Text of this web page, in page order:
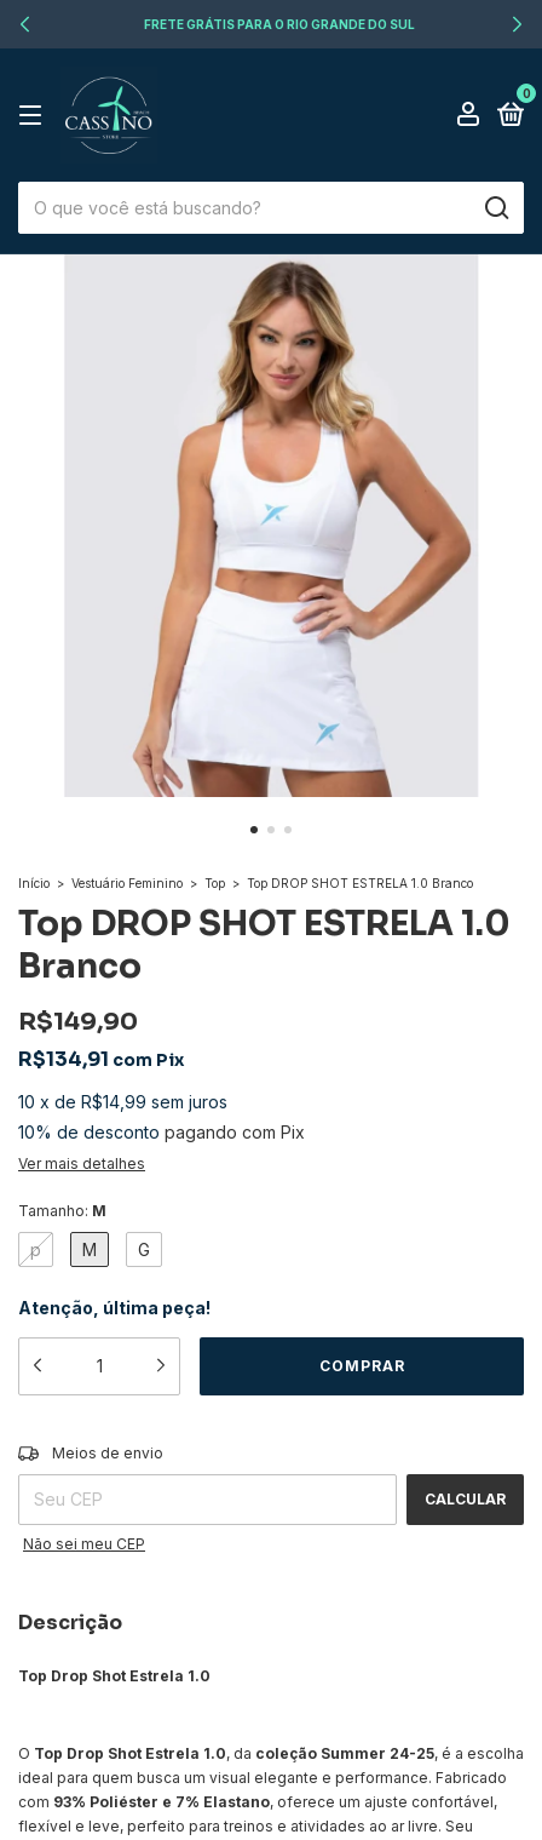
FRETE GRÁTIS PARA O RIO GRANDE DO SUL
0
Início > Vestuário Feminino > Top > Top DROP SHOT ESTRELA 1.0 Branco
Top DROP SHOT ESTRELA 1.0
Branco
R$149,90
R$134,91 com Pix
10 x de R$14,99 sem juros
10% de desconto pagando com Pix
Ver mais detalhes
Tamanho: M
p M G
Atenção, última peça!
Entregas para o CEP:
Meios de envio
CALCULAR
Não sei meu CEP
Descrição
Top Drop Shot Estrela 1.0
O Top Drop Shot Estrela 1.0, da coleção Summer 24-25, é a escolha
ideal para quem busca um visual elegante e performance. Fabricado
com 93% Poliéster e 7% Elastano, oferece um ajuste confortável,
flexível e leve, perfeito para treinos e atividades ao ar livre. Seu